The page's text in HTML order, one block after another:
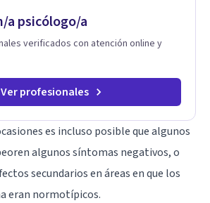
orientación y pautas claras para educar
convivencia familiar más armoniosa,
a trabajar juntos.
a psicólogo/a
verificados con atención online y
Ver profesionales
es incluso posible que algunos
algunos síntomas negativos, o
secundarios en áreas en que los
eran normotípicos.